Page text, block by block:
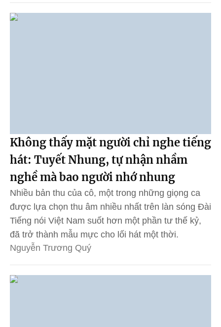
Không thấy mặt người chỉ nghe tiếng
hát: Tuyết Nhung, tự nhận nhầm
nghề mà bao người nhớ nhung
Nhiều bản thu của cô, một trong những giọng ca
được lựa chọn thu âm nhiều nhất trên làn sóng Đài
Tiếng nói Việt Nam suốt hơn một phần tư thế kỷ,
đã trở thành mẫu mực cho lối hát một thời.
Nguyễn Trương Quý